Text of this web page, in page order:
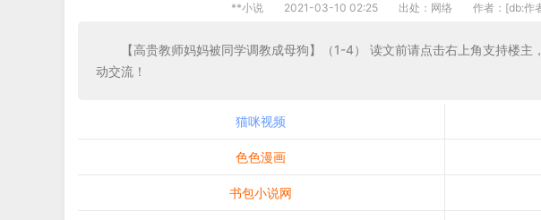
**小说 2021-03-10 02:25 出处：网络 作者：[db:作
【高贵教师妈妈被同学调教成母狗】（1-4） 读文前请点击右上角支持楼
动交流！
猫咪视频
色色漫画
书包小说网